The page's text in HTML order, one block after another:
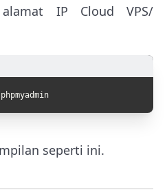
IP Cloud VPS/
phpmyadmin
seperti ini.